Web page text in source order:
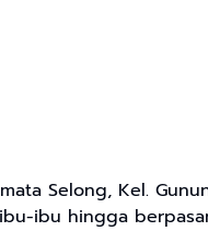
Selong, Kel.
ibu hingga